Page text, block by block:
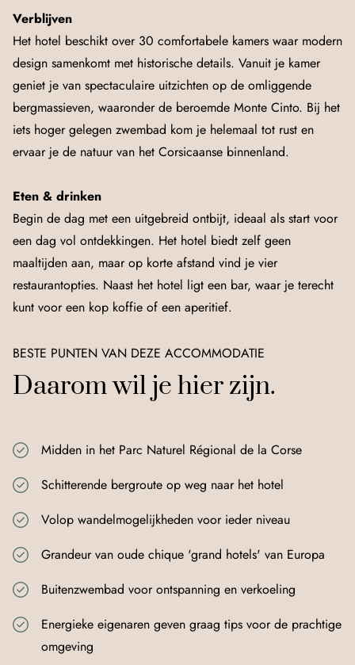
Verblijven
Het hotel beschikt over 30 comfortabele kamers waar modern
design samenkomt met historische details. Vanuit je kamer
geniet je van spectaculaire uitzichten op de omliggende
bergmassieven, waaronder de beroemde Monte Cinto. Bij het
iets hoger gelegen zwembad kom je helemaal tot rust en
ervaar je de natuur van het Corsicaanse binnenland.
Eten & drinken
Begin de dag met een uitgebreid ontbijt, ideaal als start voor
een dag vol ontdekkingen. Het hotel biedt zelf geen
maaltijden aan, maar op korte afstand vind je vier
restaurantopties. Naast het hotel ligt een bar, waar je terecht
kunt voor een kop koffie of een aperitief.
BESTE PUNTEN VAN DEZE ACCOMMODATIE
Daarom wil je hier zijn.
Midden in het Parc Naturel Régional de la Corse
Schitterende bergroute op weg naar het hotel
Volop wandelmogelijkheden voor ieder niveau
Grandeur van oude chique 'grand hotels' van Europa
Buitenzwembad voor ontspanning en verkoeling
Energieke eigenaren geven graag tips voor de prachtige
omgeving